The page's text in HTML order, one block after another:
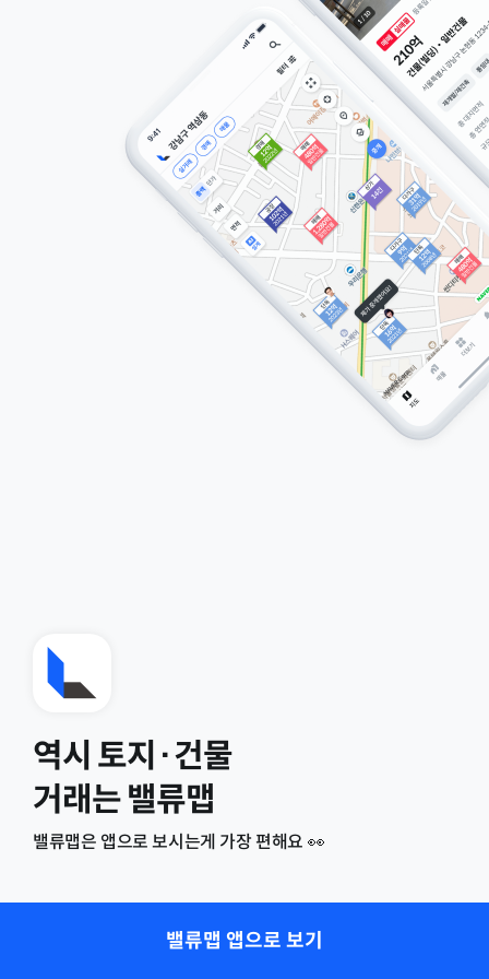
역시 토지·건물
거래는 밸류맵
밸류맵은 앱으로 보시는게 가장 편해요 👀
밸류맵 앱으로 보기